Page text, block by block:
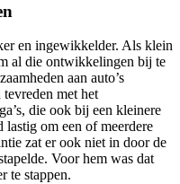
en ingewikkelder. Als klein
al die ontwikkelingen bij te
aan auto’s
met het
die ook bij een kleinere
om een of meerdere
zat er ook niet in door de
Voor hem was dat
te stappen.